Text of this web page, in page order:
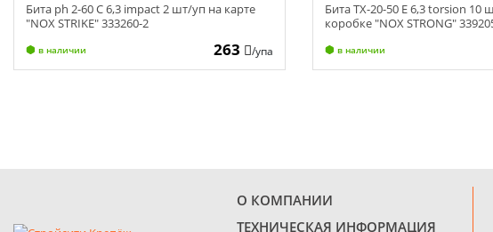
Бита ph 2-60 C 6,3 impact 2 шт/уп на карте
"NOX STRIKE" 333260-2
в наличии 263 /упа
Бита TX-20-50 E 6,3 torsion 10
коробке "NOX STRONG"
в наличии
О КОМПАНИИ
ТЕХНИЧЕСКАЯ ИНФОРМАЦИЯ